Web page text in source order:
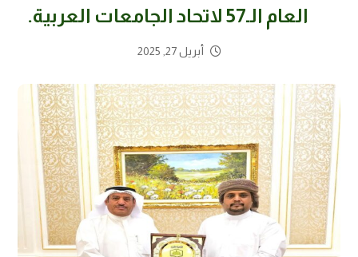
العام الـ57 لاتحاد الجامعات العربية.
أبريل 27, 2025